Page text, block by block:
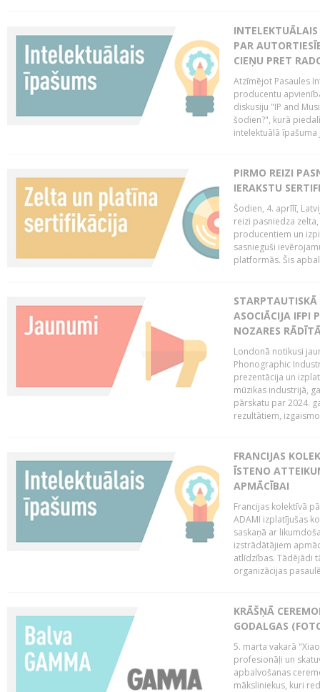
PAR
CIEŅU PRET
Atzīmējot Pasaules
producentu
diskusiju "IP and
šodien?", kurā
intelektuālā
PIRMO REIZI
IERAKSTU
Šodien, 4. aprīlī,
reizi pasniedza
producentiem un
sasnieguši
platformās. Šis
STARPTAUTISKĀ
ASOCIĀCIJA IFPI
NOZARES
Londonā notikusi
Phonographic
prezentācija un
mūzikas industrijā,
pārskatu par 2024.
rezultātiem,
FRANCIJAS
ĪSTENO
APMĀCĪBAI
Francijas kolektīvā
ADAMI izplatījušas
saskaņā ar
izstrādātājiem
atlīdzības. Tādējādi
organizācijas
KRĀŠŅĀ
GODALGAS
5. marta vakarā
profesionāļi un
apbalvošanas
māksliniekus, kuri